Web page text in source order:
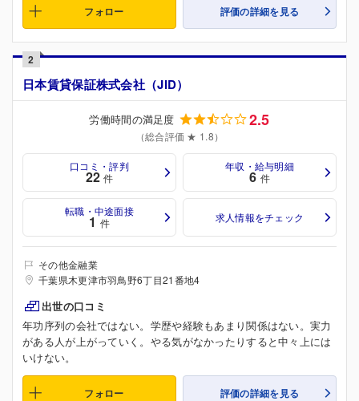
フォロー 評価の詳細を見る
2
日本賃貸保証株式会社（JID）
労働時間の満足度 2.5
（総合評価 ★ 1.8）
口コミ・評判
22 件
年収・給与明細
6 件
転職・中途面接
1 件 求人情報をチェック
その他金融業
千葉県木更津市羽鳥野6丁目21番地4
出世の口コミ
年功序列の会社ではない。学歴や経験もあまり関係はない。実力
がある人が上がっていく。やる気がなかったりすると中々上には
いけない。
フォロー 評価の詳細を見る